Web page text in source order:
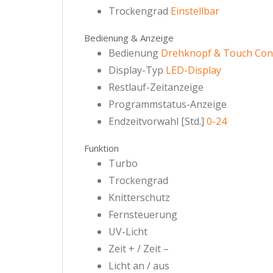
Trockengrad Einstellbar
Bedienung & Anzeige
Bedienung Drehknopf & Touch
Display-Typ LED-Display
Restlauf-Zeitanzeige
Programmstatus-Anzeige
Endzeitvorwahl [Std.] 0-24
Funktion
Turbo
Trockengrad
Knitterschutz
Fernsteuerung
UV-Licht
Zeit + / Zeit –
Licht an / aus